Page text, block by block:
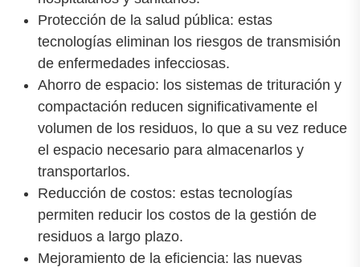
Protección de la salud pública: estas
tecnologías eliminan los riesgos de transmisión
de enfermedades infecciosas.
Ahorro de espacio: los sistemas de trituración y
compactación reducen significativamente el
volumen de los residuos, lo que a su vez reduce
el espacio necesario para almacenarlos y
transportarlos.
Reducción de costos: estas tecnologías
permiten reducir los costos de la gestión de
residuos a largo plazo.
Mejoramiento de la eficiencia: las nuevas